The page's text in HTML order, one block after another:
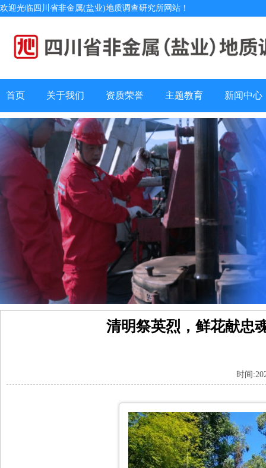
欢迎光临四川省非金属(盐业)地质调查研究所网站！
首页 关于我们 资质荣誉 主题教育 新闻中心
清明祭英烈，鲜花献忠
时间